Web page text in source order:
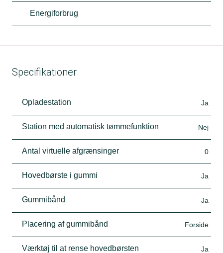
Energiforbrug
Specifikationer
Opladestation Ja
Station med automatisk tømmefunktion Nej
Antal virtuelle afgrænsinger 0
Hovedbørste i gummi Ja
Gummibånd Ja
Placering af gummibånd Forside
Værktøj til at rense hovedbørsten Ja